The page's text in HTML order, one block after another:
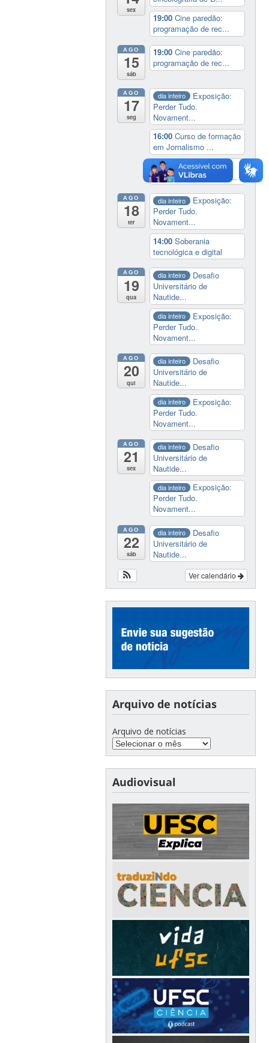
sex
19:00Cine paredão:
programação de rec...
AGO
15
sáb
19:00Cine paredão:
programação de rec...
AGO
17
seg
dia inteiro
Exposição:
Perder Tudo.
Novament...
16:00Curso de formação
em Jornalismo ...
19:00 Aula Magna do
IELA: Homenagem ao...
AGO
18
ter
dia inteiro
Exposição:
Perder Tudo.
Novament...
14:00Soberania
tecnológica e digital
AGO
19
qua
dia inteiro
Desafio
Universitário de
Nautide...
dia inteiro
Exposição:
Perder Tudo.
Novament...
AGO
20
qui
dia inteiro
Desafio
Universitário de
Nautide...
dia inteiro
Exposição:
Perder Tudo.
Novament...
AGO
21
sex
dia inteiro
Desafio
Universitário de
Nautide...
dia inteiro
Exposição:
Perder Tudo.
Novament...
AGO
22
sáb
dia inteiro
Desafio
Universitário de
Nautide...
Ver calendário
Arquivo de notícias
Arquivo de notícias
Audiovisual